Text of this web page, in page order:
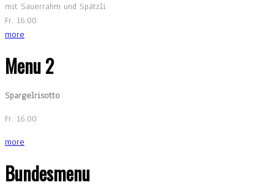
mit Sauerrahm und Spätzli
Fr. 16.00
more
Menu 2
Spargelrisotto
Fr. 16.00
more
Bundesmenu